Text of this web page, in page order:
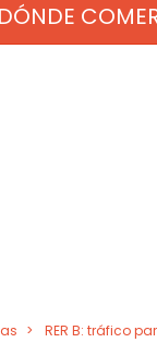
DÓNDE
RER B: tráfico